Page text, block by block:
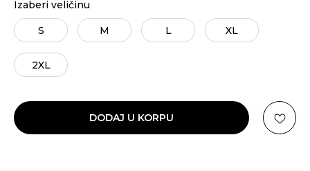
Izaberi veličinu
S M L XL
2XL
DODAJ U KORPU